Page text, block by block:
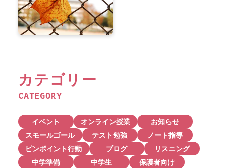
カテゴリー
CATEGORY
イベント オンライン授業
お知らせ
スモールゴール
テスト勉強
ノート指導
ピンポイント行動
ブログ
リスニング
中学準備
中学生
保護者向け